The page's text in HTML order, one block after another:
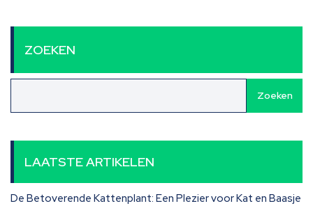
ZOEKEN
Zoeken
LAATSTE ARTIKELEN
De Betoverende Kattenplant: Een Plezier voor Kat en Baasje